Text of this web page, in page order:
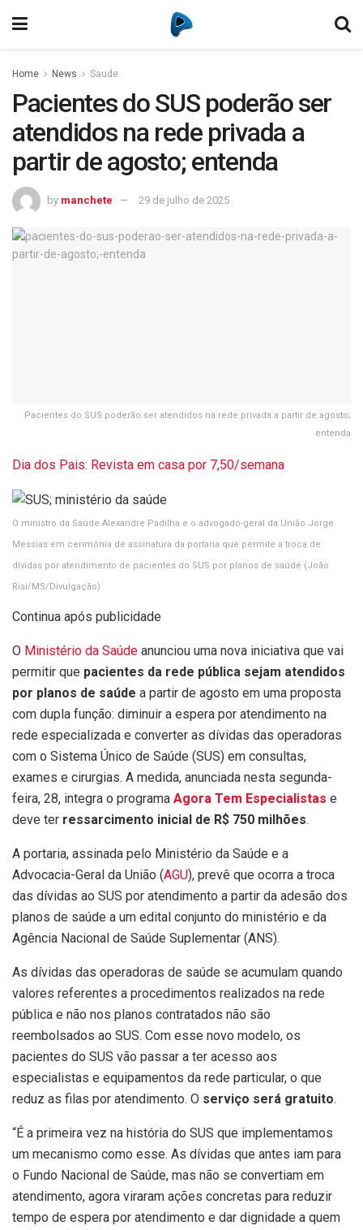
Home News Saude
Pacientes do SUS poderão ser
atendidos na rede privada a
partir de agosto; entenda
by manchete 29 de julho de 2025
Pacientes do SUS poderão ser atendidos na rede privada a partir de agosto;
entenda
Dia dos Pais: Revista em casa por 7,50/semana
O ministro da Saúde Alexandre Padilha e o advogado-geral da União Jorge
Messias em cerimônia de assinatura da portaria que permite a troca de
dívidas por atendimento de pacientes do SUS por planos de saúde (João
Risi/MS/Divulgação)
Continua após publicidade
O Ministério da Saúde anunciou uma nova iniciativa que vai
permitir que pacientes da rede pública sejam atendidos
por planos de saúde a partir de agosto em uma proposta
com dupla função: diminuir a espera por atendimento na
rede especializada e converter as dívidas das operadoras
com o Sistema Único de Saúde (SUS) em consultas,
exames e cirurgias. A medida, anunciada nesta segunda-
feira, 28, integra o programa Agora Tem Especialistas e
deve ter ressarcimento inicial de R$ 750 milhões.
A portaria, assinada pelo Ministério da Saúde e a
Advocacia-Geral da União (AGU), prevê que ocorra a troca
das dívidas ao SUS por atendimento a partir da adesão dos
planos de saúde a um edital conjunto do ministério e da
Agência Nacional de Saúde Suplementar (ANS).
As dívidas das operadoras de saúde se acumulam quando
valores referentes a procedimentos realizados na rede
pública e não nos planos contratados não são
reembolsados ao SUS. Com esse novo modelo, os
pacientes do SUS vão passar a ter acesso aos
especialistas e equipamentos da rede particular, o que
reduz as filas por atendimento. O serviço será gratuito.
“É a primeira vez na história do SUS que implementamos
um mecanismo como esse. As dívidas que antes iam para
o Fundo Nacional de Saúde, mas não se convertiam em
atendimento, agora viraram ações concretas para reduzir
tempo de espera por atendimento e dar dignidade a quem